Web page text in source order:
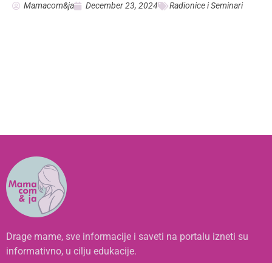
Mamacom&ja December 23, 2024 Radionice i Seminari
Drage mame, sve informacije i saveti na portalu izneti su
informativno, u cilju edukacije.